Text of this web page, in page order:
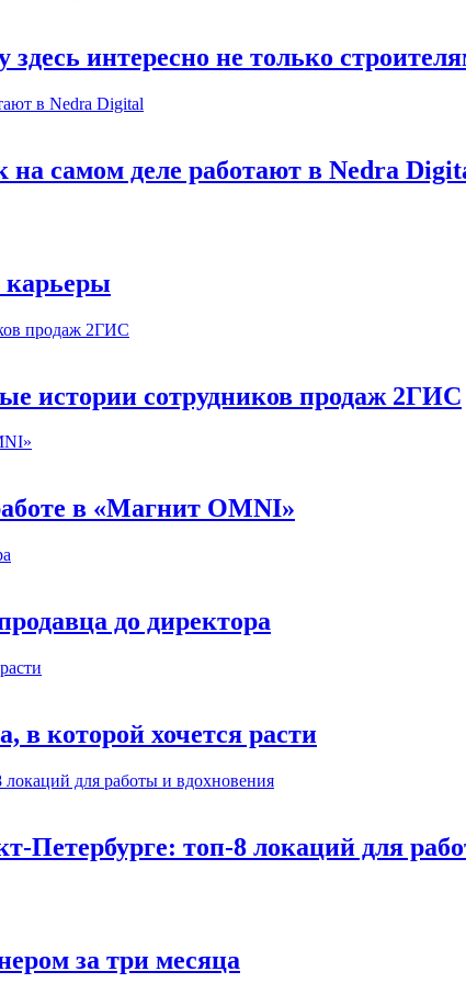
интересно не только
самом деле работают в Nedra
карьеры
истории сотрудников продаж 2ГИС
в «Магнит OMNI»
до директора
которой хочется расти
Петербурге: топ-8 локаций для
за три месяца